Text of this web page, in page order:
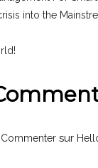
into the
sur